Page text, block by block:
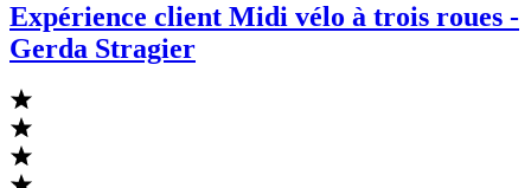
Expérience client Midi vélo à trois roues -
Gerda Stragier